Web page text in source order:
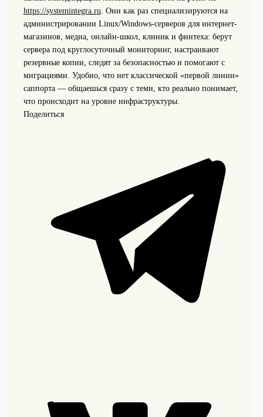
https://systemintegra.ru . Они как раз специализируются на
администрировании Linux/Windows-серверов для интернет-
магазинов, медиа, онлайн-школ, клиник и финтеха: берут
сервера под круглосуточный мониторинг, настраивают
резервные копии, следят за безопасностью и помогают с
миграциями. Удобно, что нет классической «первой линии»
саппорта — общаешься сразу с теми, кто реально понимает,
что происходит на уровне инфраструктуры.
Поделиться